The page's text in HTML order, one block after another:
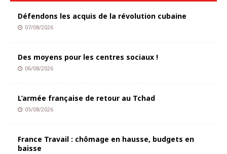
Défendons les acquis de la révolution cubaine
07/08/2026
Des moyens pour les centres sociaux !
06/08/2026
L’armée française de retour au Tchad
05/08/2026
France Travail : chômage en hausse, budgets en
baisse